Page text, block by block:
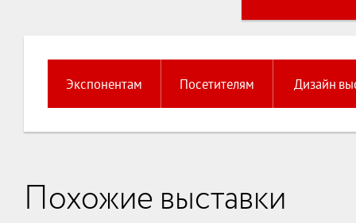
Экспонентам Посетителям Дизайн
Похожие выставки